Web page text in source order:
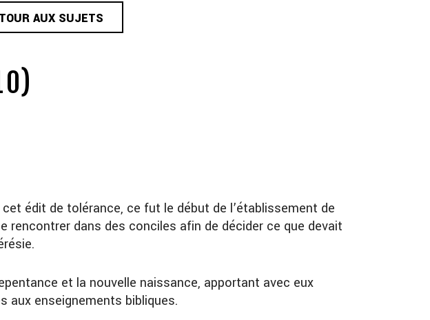
AUX SUJETS
édit de tolérance, ce fut le début de l’établissement de
rencontrer dans des conciles afin de décider ce que devait
et la nouvelle naissance, apportant avec eux
aux enseignements bibliques.